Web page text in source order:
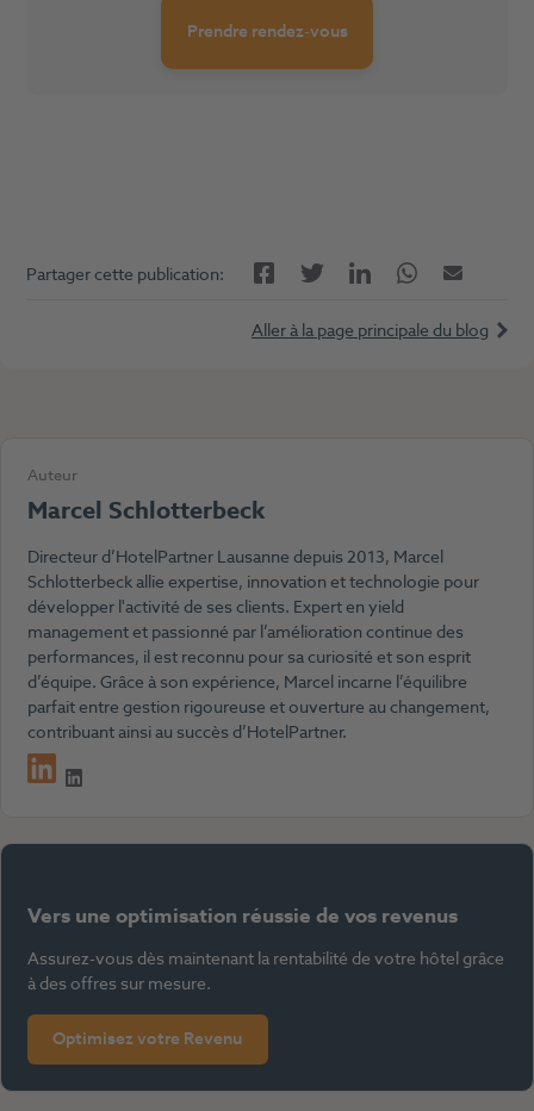
Prendre rendez-vous
Partager cette publication: FacebookTwitterLinkedInTwitterE-mail
Aller à la page principale du blog
Auteur
Marcel Schlotterbeck
Directeur d’HotelPartner Lausanne depuis 2013, Marcel
Schlotterbeck allie expertise, innovation et technologie pour
développer l'activité de ses clients. Expert en yield
management et passionné par l’amélioration continue des
performances, il est reconnu pour sa curiosité et son esprit
d’équipe. Grâce à son expérience, Marcel incarne l’équilibre
parfait entre gestion rigoureuse et ouverture au changement,
contribuant ainsi au succès d’HotelPartner.
LinkedIn
Vers une optimisation réussie de vos revenus
Assurez-vous dès maintenant la rentabilité de votre hôtel grâce
à des offres sur mesure.
Optimisez votre Revenu